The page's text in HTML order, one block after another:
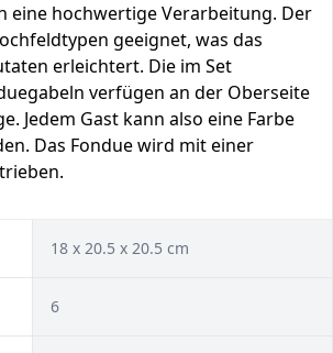
eine hochwertige Verarbeitung. Der
geeignet, was das
erleichtert. Die im Set
verfügen an der Oberseite
Jedem Gast kann also eine Farbe
Das Fondue wird mit einer
18 x 20.5 x 20.5 cm
6